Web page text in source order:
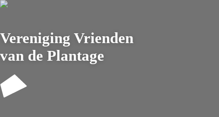
Vereniging Vrienden
van de Plantage